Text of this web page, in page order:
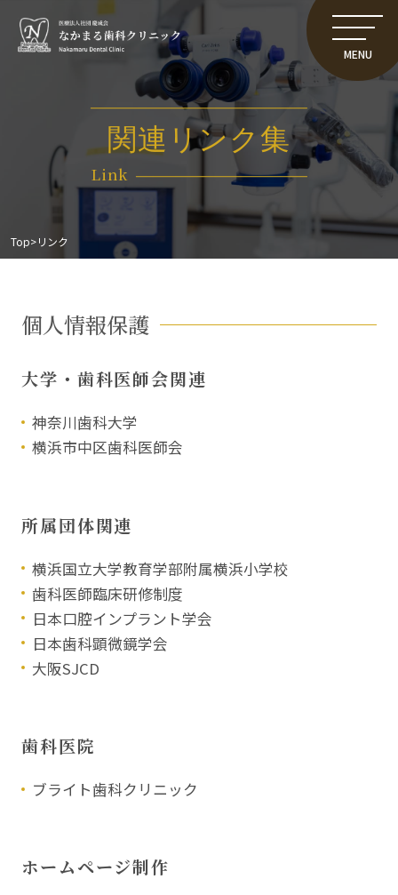
MENU
Top>リンク
関連リンク集
Link
個人情報保護
大学・歯科医師会関連
神奈川歯科大学
横浜市中区歯科医師会
所属団体関連
横浜国立大学教育学部附属横浜小学校
歯科医師臨床研修制度
日本口腔インプラント学会
日本歯科顕微鏡学会
大阪SJCD
歯科医院
ブライト歯科クリニック
ホームページ制作